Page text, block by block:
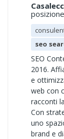
posizione
seo
SEO
2016.
e
web con
racconti
Con
uno
brand e